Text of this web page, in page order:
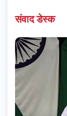
संवाद डेस्क